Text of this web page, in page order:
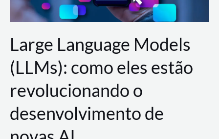
Large Language Models
(LLMs): como eles estão
revolucionando o
desenvolvimento de